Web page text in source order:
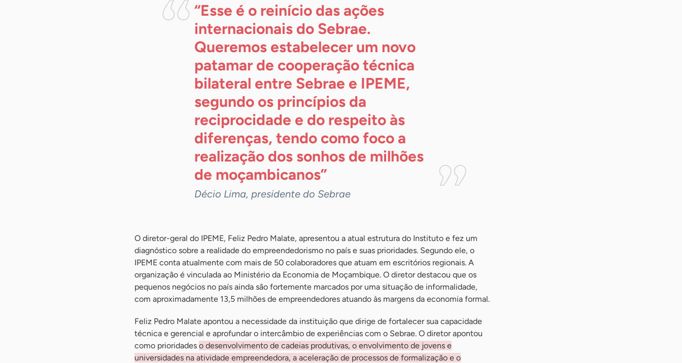
“Esse é o reinício das ações
internacionais do Sebrae.
Queremos estabelecer um novo
patamar de cooperação técnica
bilateral entre Sebrae e IPEME,
segundo os princípios da
reciprocidade e do respeito às
diferenças, tendo como foco a
realização dos sonhos de milhões
de moçambicanos”
Décio Lima, presidente do Sebrae
O diretor-geral do IPEME, Feliz Pedro Malate, apresentou a atual estrutura do Instituto e fez um
diagnóstico sobre a realidade do empreendedorismo no país e suas prioridades. Segundo ele, o
IPEME conta atualmente com mais de 50 colaboradores que atuam em escritórios regionais. A
organização é vinculada ao Ministério da Economia de Moçambique. O diretor destacou que os
pequenos negócios no país ainda são fortemente marcados por uma situação de informalidade,
com aproximadamente 13,5 milhões de empreendedores atuando às margens da economia formal.
Feliz Pedro Malate apontou a necessidade da instituição que dirige de fortalecer sua capacidade
técnica e gerencial e aprofundar o intercâmbio de experiências com o Sebrae. O diretor apontou
como prioridades o desenvolvimento de cadeias produtivas, o envolvimento de jovens e
universidades na atividade empreendedora, a aceleração de processos de formalização e o